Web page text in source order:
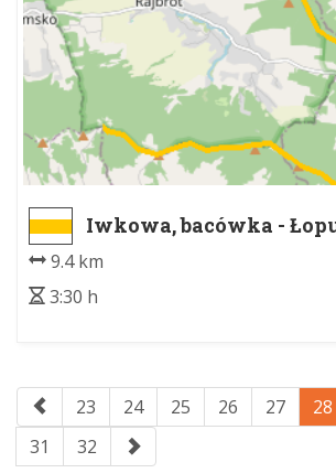
Iwkowa, bacówka -
Wschodnie
9.4 km
3:30 h
23 24 25 26 27 28
31
32